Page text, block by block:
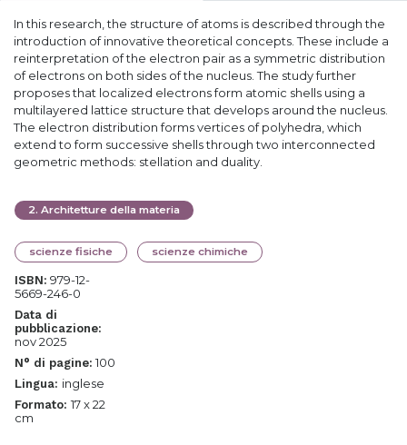
In this research, the structure of atoms is described through the
introduction of innovative theoretical concepts. These include a
reinterpretation of the electron pair as a symmetric distribution
of electrons on both sides of the nucleus. The study further
proposes that localized electrons form atomic shells using a
multilayered lattice structure that develops around the nucleus.
The electron distribution forms vertices of polyhedra, which
extend to form successive shells through two interconnected
geometric methods: stellation and duality.
2. Architetture della materia
scienze fisiche scienze chimiche
ISBN: 979-12-
5669-246-0
Data di
pubblicazione:
nov 2025
N° di pagine: 100
Lingua: inglese
Formato: 17 x 22
cm